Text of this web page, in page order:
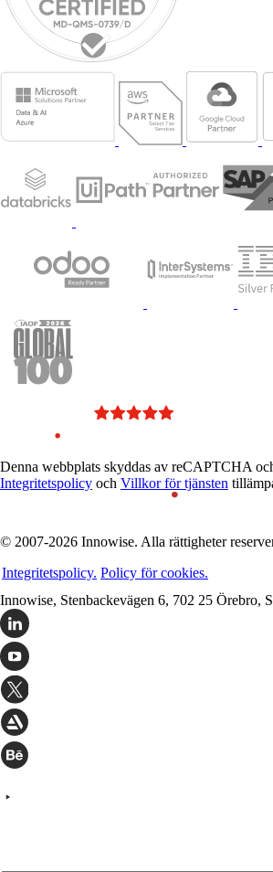
Denna webbplats skyddas av reCAPTCHA
Integritetspolicy och Villkor för tjänsten
© 2007-2026 Innowise. Alla rättigheter
Integritetspolicy. Policy för cookies.
Innowise, Stenbackevägen 6, 702 25 Örebro,